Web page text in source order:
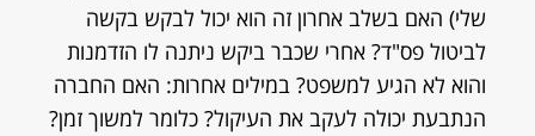
שלי) האם בשלב אחרון זה הוא יכול לבקש בקשה
לביטול פס"ד? אחרי שכבר ביקש ניתנה לו הזדמנות
והוא לא הגיע למשפט? במילים אחרות: האם החברה
הנתבעת יכולה לעקב את העיקול? כלומר למשוך זמן?